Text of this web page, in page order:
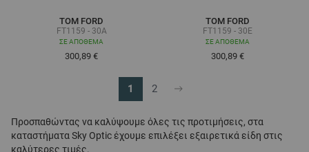
TOM FORD
FT1159 - 30A
ΣΕ ΑΠΌΘΕΜΑ
300,89 €
TOM FORD
FT1159 - 30E
ΣΕ ΑΠΌΘΕΜΑ
300,89 €
Διαβάζετε αυτή τη στιγμή τη σελίδα
1 Σελίδα
2
Προσπαθώντας να καλύψουμε όλες τις προτιμήσεις, στα
καταστήματα Sky Optic έχουμε επιλέξει εξαιρετικά είδη στις
καλύτερες τιμές.